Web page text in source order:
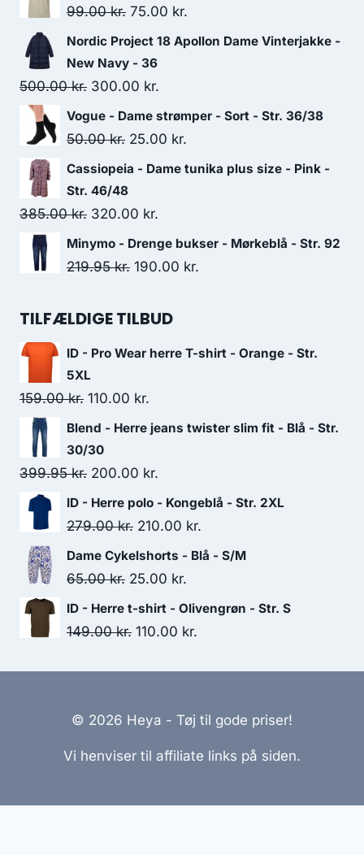
99.00kr. Original
price
was:
99.00 kr..
75.00 kr.
price
Nordic Project 18 Apollon Dame Vinterjakke -
New Navy - 36
500.00kr. Original
price
was:
300.00 kr.
price
is:
Vogue - Dame strømper - Sort - Str. 36/38
50.00kr. Original
price
50.00 kr..
25.00 kr.
price
Cassiopeia - Dame tunika plus size - Pink -
Str. 46/48
385.00kr. Original
price
was:
320.00 kr.
price
is:
Minymo - Drenge bukser - Mørkeblå - Str. 92
219.95kr. Original
was:
190.00 kr.
TILFÆLDIGE TILBUD
ID - Pro Wear herre T-shirt - Orange - Str.
5XL
159.00kr. Original
price
was:
159.00 kr..
110.00 kr.
price
110.00 kr..
Blend - Herre jeans twister slim fit - Blå - Str.
30/30
399.95kr. Original
price
was:
200.00 kr.
price
is:
200.00 kr..
ID - Herre polo - Kongeblå - Str. 2XL
279.00kr. Original
price
was:
210.00 kr.
price
Dame Cykelshorts - Blå - S/M
65.00kr. Original
price
was:
25.00 kr.
price
is:
ID - Herre t-shirt - Olivengrøn - Str. S
149.00kr. Original
110.00 kr.
© 2026 Heya - Tøj til gode priser!
Vi henviser til affiliate links på siden.